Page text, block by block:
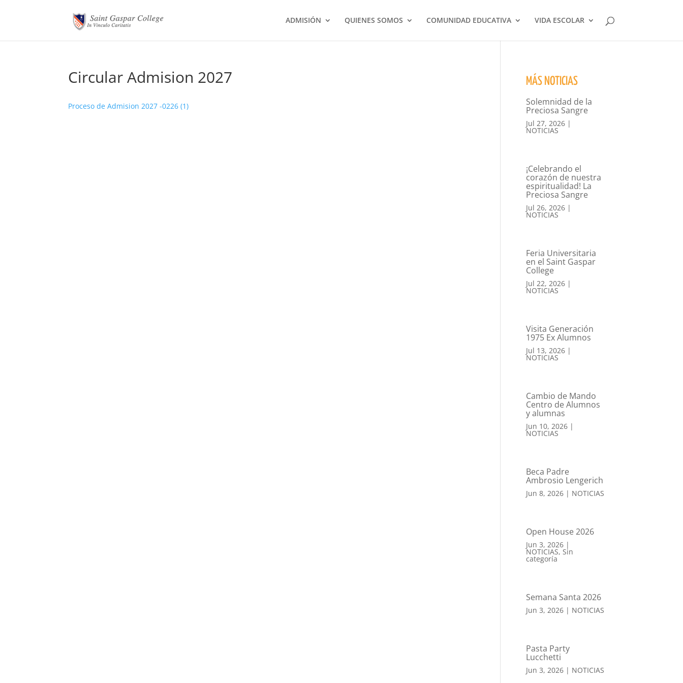
ADMISIÓN QUIENES SOMOS COMUNIDAD EDUCATIVA VIDA ESCOLAR
Circular Admision 2027
Proceso de Admision 2027 -0226 (1)
MÁS NOTICIAS
Solemnidad de la
Preciosa Sangre
Jul 27, 2026|
NOTICIAS
¡Celebrando el
corazón de nuestra
espiritualidad! La
Preciosa Sangre
Jul 26, 2026|
NOTICIAS
Feria Universitaria
en el Saint Gaspar
College
Jul 22, 2026|
NOTICIAS
Visita Generación
1975 Ex Alumnos
Jul 13, 2026|
NOTICIAS
Cambio de Mando
Centro de Alumnos
y alumnas
Jun 10, 2026|
NOTICIAS
Beca Padre
Ambrosio Lengerich
Jun 8, 2026| NOTICIAS
Open House 2026
Jun 3, 2026|
NOTICIAS, Sin
categoría
Semana Santa 2026
Jun 3, 2026| NOTICIAS
Pasta Party
Lucchetti
Jun 3, 2026| NOTICIAS